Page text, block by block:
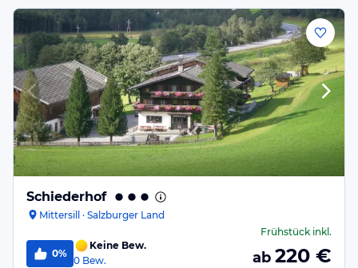
Schiederhof
Mittersill · Salzburger Land
0%
Keine Bew.
0 Bew.
Frühstückinkl.
ab 220 €